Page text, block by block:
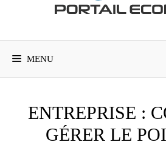
MENU
ENTREPRISE :
GÉRER LE